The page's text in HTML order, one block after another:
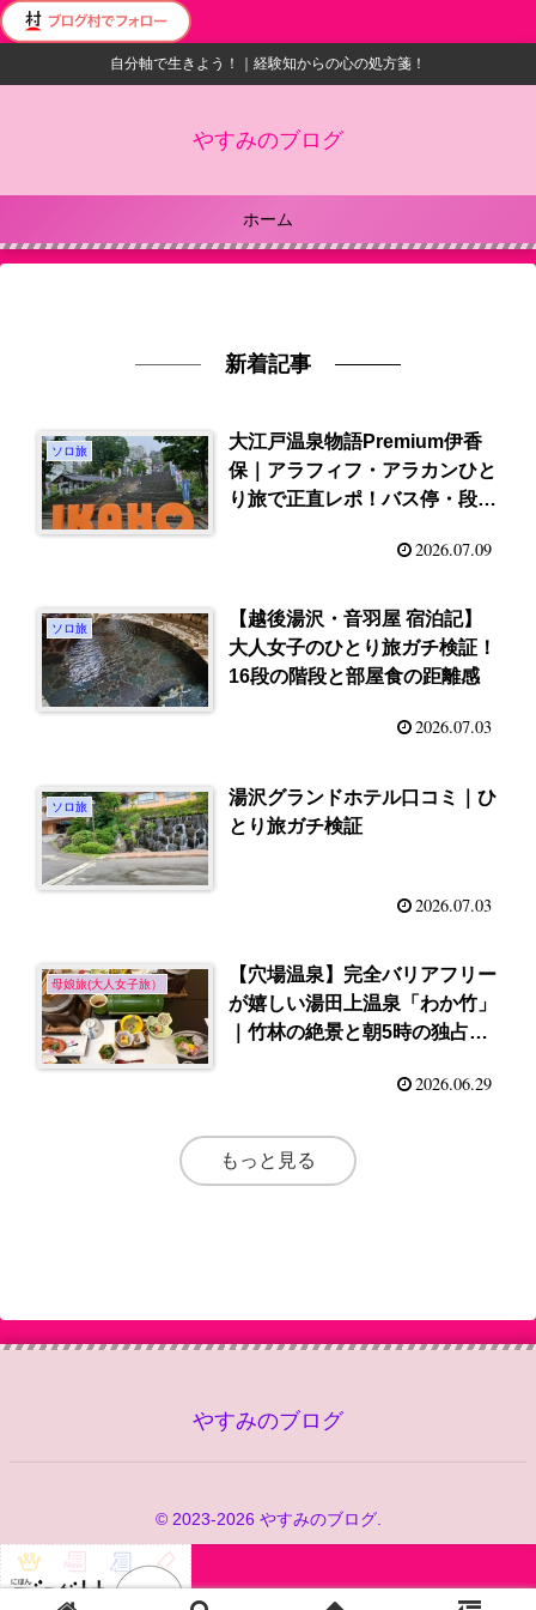
自分軸で生きよう！｜経験知からの心の処方箋！
やすみのブログ
ホーム
新着記事
ソロ旅
大江戸温泉物語Premium伊香
保｜アラフィフ・アラカンひと
り旅で正直レポ！バス停・段
2026.07.09
ソロ旅
【越後湯沢・音羽屋 宿泊記】
大人女子のひとり旅ガチ検証！
16段の階段と部屋食の距離感
2026.07.03
ソロ旅
湯沢グランドホテル口コミ｜ひ
とり旅ガチ検証
2026.07.03
母娘旅(大人女子旅）
【穴場温泉】完全バリアフリー
が嬉しい湯田上温泉「わか竹」
｜竹林の絶景と朝5時の独占露
2026.06.29
もっと見る
やすみのブログ
© 2023-2026 やすみのブログ.